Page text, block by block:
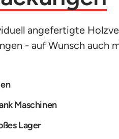
angefertigte
- auf Wunsch auch
Maschinen
Lager